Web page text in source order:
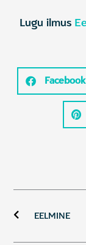
Lugu ilmus
Facebook
EELMINE